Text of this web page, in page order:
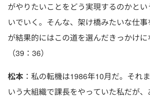
がやりたいことをどう実現するのかと
いでいく。そんな、架け橋みたいな仕
が結果的にはこの道を選んだきっかけに
（39：36）
松本 ：私の転機は1986年10月だ。それ
いう大組織で課長をやっていた私だが